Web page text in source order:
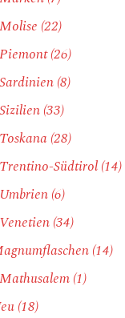
Molise (22)
Piemont(26)
Sardinien(8)
Sizilien(33)
Toskana (28)
Trentino-Südtirol(14)
Umbrien(6)
Venetien(34)
(14)
Mathusalem(1)
(18)